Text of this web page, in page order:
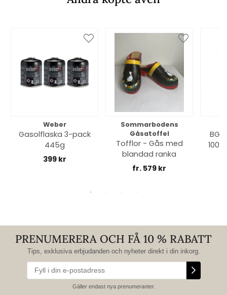
Weber
Gasolflaska 3-pack
445g
399 kr
Sommarbodens
Gåsatoffel
Tofflor - Gås med
blandad ranka
fr. 579 kr
PRENUMERERA OCH FÅ 10 % RABATT
Tips, exklusiva erbjudanden och nyheter direkt i din inkorg.
Gäller endast nya prenumeranter.